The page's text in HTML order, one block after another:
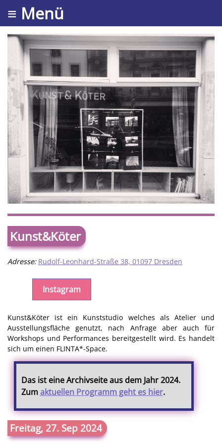
≡ Menü
Kunst&Köter
Adresse: Rudolf-Leonhard-Straße 38, 01097 Dresden
Instagram
Kunst&Köter ist ein Kunststudio welches als Atelier und
Ausstellungsfläche genutzt, nach Anfrage aber auch für
Workshops und Performances bereitgestellt wird. Es handelt
sich um einen FLINTA*-Space.
Das ist eine Archivseite aus dem Jahr 2024.
Zumaktuellen Programm geht es hier.
Freitag, 27. Sep 2024